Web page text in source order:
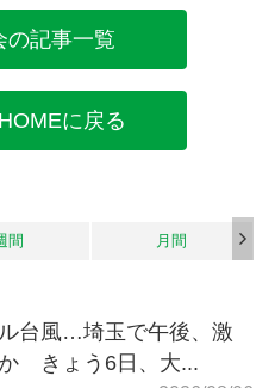
の記事一覧
に戻る
間 月間
台風…埼玉で午後、激
きょう6日、大...